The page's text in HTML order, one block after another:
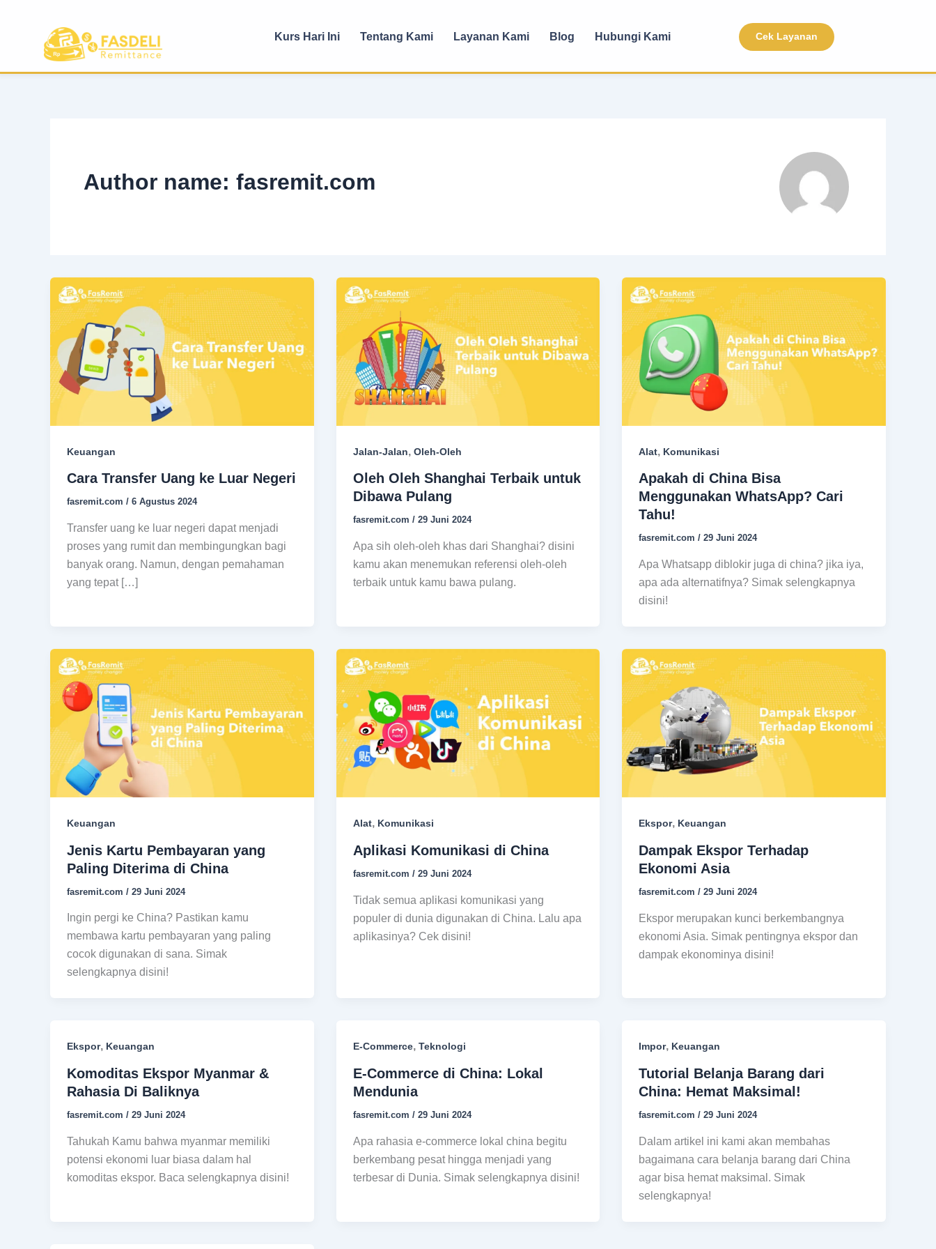
Kurs Hari Ini Tentang Kami Layanan Kami Blog Hubungi Kami Cek Layanan
Author name: fasremit.com
Keuangan
Cara Transfer Uang ke Luar Negeri
fasremit.com / 6 Agustus 2024
Transfer uang ke luar negeri dapat menjadi
proses yang rumit dan membingungkan bagi
banyak orang. Namun, dengan pemahaman
yang tepat […]
Jalan-Jalan, Oleh-Oleh
Oleh Oleh Shanghai Terbaik untuk
Dibawa Pulang
fasremit.com / 29 Juni 2024
Apa sih oleh-oleh khas dari Shanghai? disini
kamu akan menemukan referensi oleh-oleh
terbaik untuk kamu bawa pulang.
Alat, Komunikasi
Apakah di China Bisa
Menggunakan WhatsApp? Cari
Tahu!
fasremit.com/29 Juni 2024
Apa Whatsapp diblokir juga di china? jika iya,
apa ada alternatifnya? Simak selengkapnya
disini!
Keuangan
Jenis Kartu Pembayaran yang
Paling Diterima di China
fasremit.com / 29 Juni 2024
Ingin pergi ke China? Pastikan kamu
membawa kartu pembayaran yang paling
cocok digunakan di sana. Simak
selengkapnya disini!
Alat, Komunikasi
Aplikasi Komunikasi di China
fasremit.com / 29 Juni 2024
Tidak semua aplikasi komunikasi yang
populer di dunia digunakan di China. Lalu apa
aplikasinya? Cek disini!
Ekspor, Keuangan
Dampak Ekspor Terhadap
Ekonomi Asia
fasremit.com/29 Juni 2024
Ekspor merupakan kunci berkembangnya
ekonomi Asia. Simak pentingnya ekspor dan
dampak ekonominya disini!
Ekspor, Keuangan
Komoditas Ekspor Myanmar &
Rahasia Di Baliknya
fasremit.com / 29 Juni 2024
Tahukah Kamu bahwa myanmar memiliki
potensi ekonomi luar biasa dalam hal
komoditas ekspor. Baca selengkapnya disini!
E-Commerce, Teknologi
E-Commerce di China: Lokal
Mendunia
fasremit.com / 29 Juni 2024
Apa rahasia e-commerce lokal china begitu
berkembang pesat hingga menjadi yang
terbesar di Dunia. Simak selengkapnya disini!
Impor, Keuangan
Tutorial Belanja Barang dari
China: Hemat Maksimal!
fasremit.com/29 Juni 2024
Dalam artikel ini kami akan membahas
bagaimana cara belanja barang dari China
agar bisa hemat maksimal. Simak
selengkapnya!